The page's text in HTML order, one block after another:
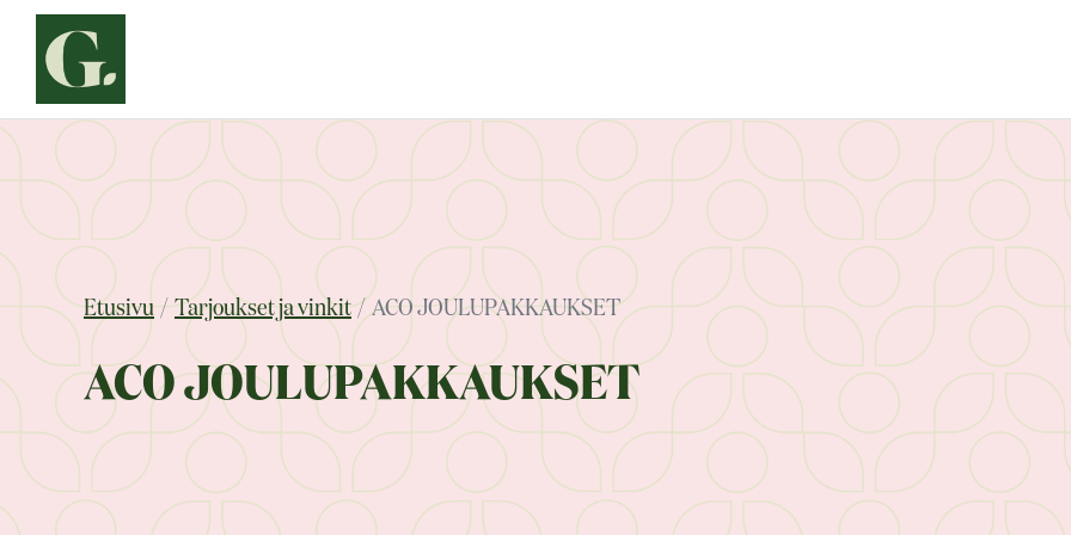
Siirry
sisältöön
Etusivu Tarjoukset ja vinkit ACO JOULUPAKKAUKSET
ACO JOULUPAKKAUKSET